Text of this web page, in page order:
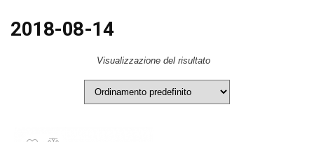
2018-08-14
Visualizzazione del risultato